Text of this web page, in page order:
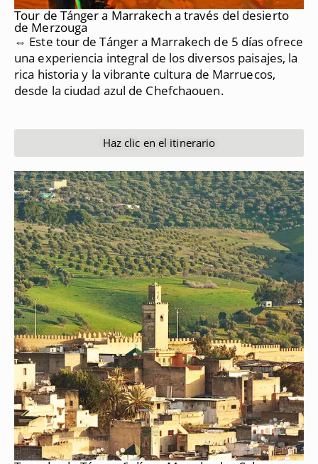
Tour de Tánger a Marrakech a través del desierto
de Merzouga
⇔ Este tour de Tánger a Marrakech de 5 días ofrece
una experiencia integral de los diversos paisajes, la
rica historia y la vibrante cultura de Marruecos,
desde la ciudad azul de Chefchaouen.
Haz clic en el itinerario